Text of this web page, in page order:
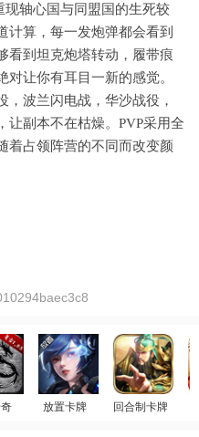
轴心国与同盟国的生死较
计算，每一发炮弹都会看到
看到坦克炮塔转动，履带痕
让你有耳目一新的感觉。
，波兰闪电战，华沙战役，
让副本不在枯燥。PVP采用全
着占领阵营的不同而改变颜
放置卡牌
回合制卡牌